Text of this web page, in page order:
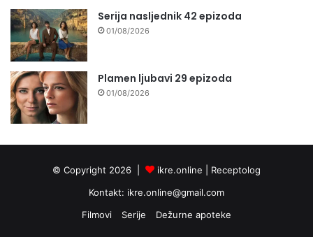
Serija nasljednik 42 epizoda
01/08/2026
Plamen ljubavi 29 epizoda
01/08/2026
© Copyright 2026 | ikre.online | Receptolog
Kontakt: ikre.online@gmail.com
Filmovi
Serije Dežurne apoteke